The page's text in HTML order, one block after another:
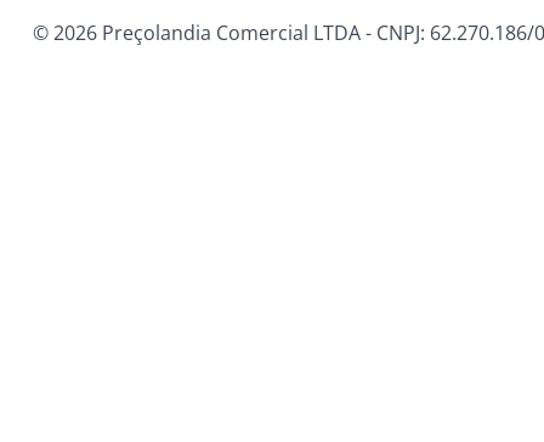
© 2026 Preçolandia Comercial LTDA - CNPJ: 62.270.186/